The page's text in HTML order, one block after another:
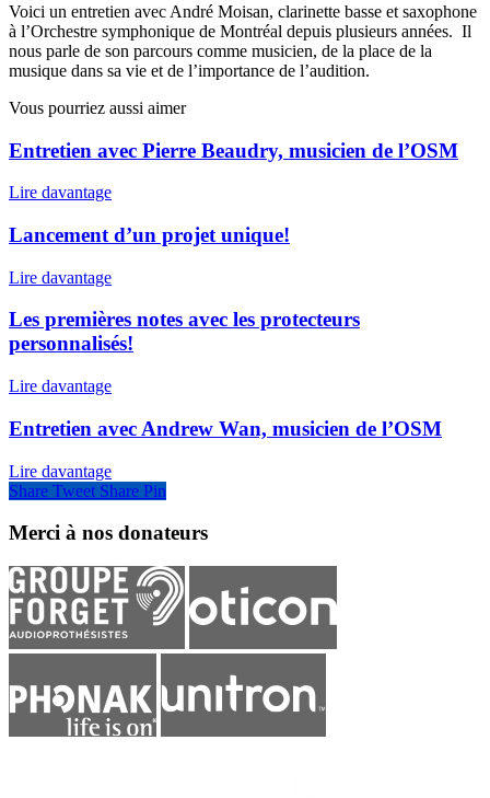
Voici un entretien avec André Moisan, clarinette basse et saxophone
à l’Orchestre symphonique de Montréal depuis plusieurs années. Il
nous parle de son parcours comme musicien, de la place de la
musique dans sa vie et de l’importance de l’audition.
Vous pourriez aussi aimer
Entretien avec Pierre Beaudry, musicien de l’OSM
Lire davantage
Lancement d’un projet unique!
Lire davantage
Les premières notes avec les protecteurs
personnalisés!
Lire davantage
Entretien avec Andrew Wan, musicien de l’OSM
Lire davantage
Share Tweet Share Pin
Merci à nos donateurs